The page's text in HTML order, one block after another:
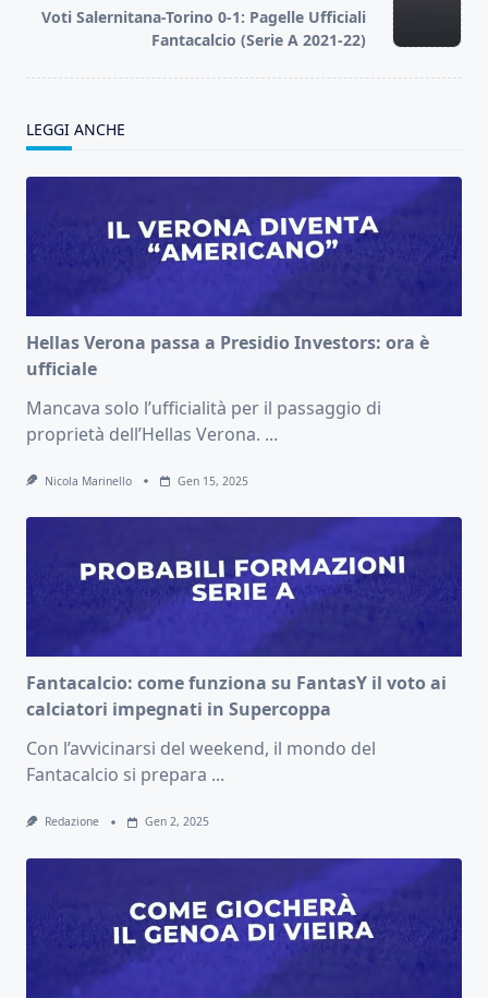
reader-
text">Page</span>
Voti Salernitana-Torino 0-1: Pagelle Ufficiali
Fantacalcio (Serie A 2021-22)
LEGGI ANCHE
Hellas Verona passa a Presidio Investors: ora è
ufficiale
Mancava solo l’ufficialità per il passaggio di
proprietà dell’Hellas Verona. ...
Nicola Marinello Gen 15, 2025
Fantacalcio: come funziona su FantasY il voto ai
calciatori impegnati in Supercoppa
Con l’avvicinarsi del weekend, il mondo del
Fantacalcio si prepara ...
Redazione Gen 2, 2025